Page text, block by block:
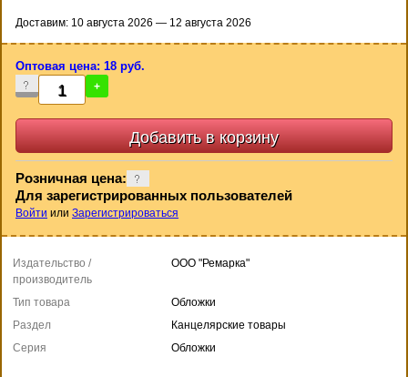
Доставим: 10 августа 2026 — 12 августа 2026
Оптовая цена: 18 руб.
- +
Розничная цена:
Для зарегистрированных пользователей
Войти или Зарегистрироваться
Издательство /
производитель
ООО "Ремарка"
Тип товара
Обложки
Раздел
Канцелярские товары
Серия
Обложки